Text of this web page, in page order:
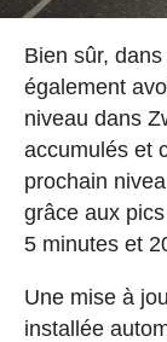
Bien sûr,
également
niveau dans
accumulés et
prochain
grâce aux
5 minutes et
Une mise à
installée